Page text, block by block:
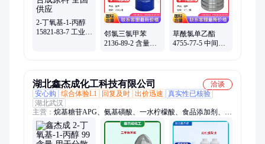
2-丁氧基-1-丙醇
15821-83-7 工业级
邻氯三氯甲苯
2136-89-2 含量
草酰氯单乙酯
4755-77-5 中间体
湖北鑫杰成化工科技有限公司
洽谈
安心购
综合体验L1 回复及时 出价迅速
真实性已核验
湖北武汉
主营： 烷基糖苷APG、氨基磺酸、一水柠檬酸、食品添加剂、表
面活性剂